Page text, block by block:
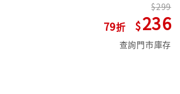
79
299
236
查詢門市庫存